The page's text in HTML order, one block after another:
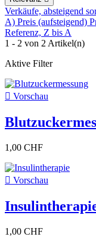
Verkäufe, absteigend
A) Preis (aufsteigend)
Referenz, Z bis A
1 - 2 von 2 Artikel(n)
Aktive Filter
 Vorschau
1,00 CHF
 Vorschau
1,00 CHF